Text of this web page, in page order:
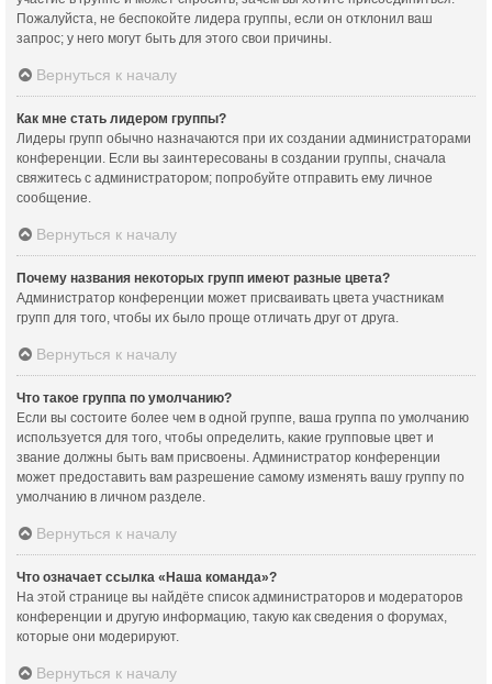
Пожалуйста, не беспокойте лидера группы, если он отклонил ваш
запрос; у него могут быть для этого свои причины.
Вернуться к началу
Как мне стать лидером группы?
Лидеры групп обычно назначаются при их создании администраторами
конференции. Если вы заинтересованы в создании группы, сначала
свяжитесь с администратором; попробуйте отправить ему личное
сообщение.
Вернуться к началу
Почему названия некоторых групп имеют разные цвета?
Администратор конференции может присваивать цвета участникам
групп для того, чтобы их было проще отличать друг от друга.
Вернуться к началу
Что такое группа по умолчанию?
Если вы состоите более чем в одной группе, ваша группа по умолчанию
используется для того, чтобы определить, какие групповые цвет и
звание должны быть вам присвоены. Администратор конференции
может предоставить вам разрешение самому изменять вашу группу по
умолчанию в личном разделе.
Вернуться к началу
Что означает ссылка «Наша команда»?
На этой странице вы найдёте список администраторов и модераторов
конференции и другую информацию, такую как сведения о форумах,
которые они модерируют.
Вернуться к началу